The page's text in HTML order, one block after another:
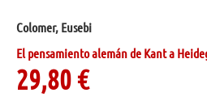
Colomer, Eusebi
El pensamiento alemán de Kant a
29,80€